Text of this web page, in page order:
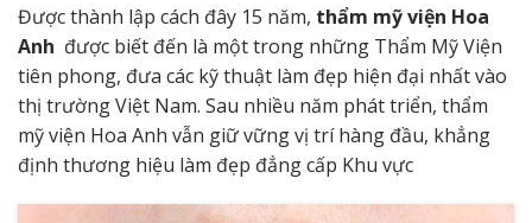
Được thành lập cách đây 15 năm, thẩm mỹ viện Hoa
Anh được biết đến là một trong những Thẩm Mỹ Viện
tiên phong, đưa các kỹ thuật làm đẹp hiện đại nhất vào
thị trường Việt Nam. Sau nhiều năm phát triển, thẩm
mỹ viện Hoa Anh vẫn giữ vững vị trí hàng đầu, khẳng
định thương hiệu làm đẹp đẳng cấp Khu vực